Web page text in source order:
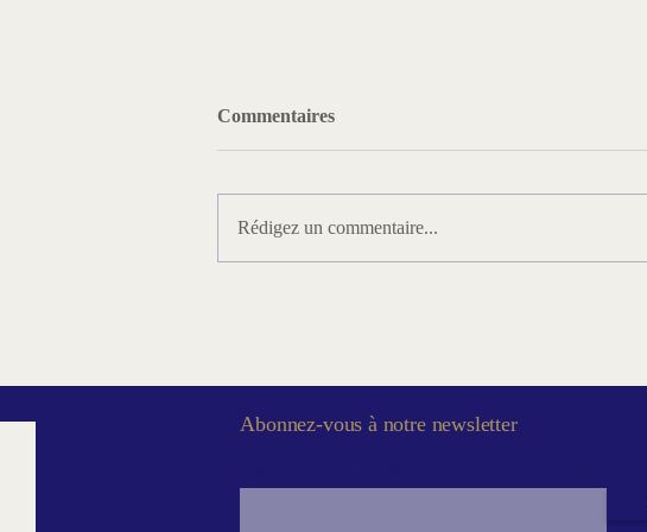
Commentaires
Rédigez un commentaire...
Abonnez-vous à notre newsletter